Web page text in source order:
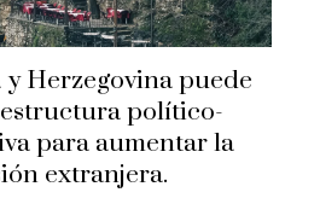
y Herzegovina puede
político-
para aumentar la
extranjera.